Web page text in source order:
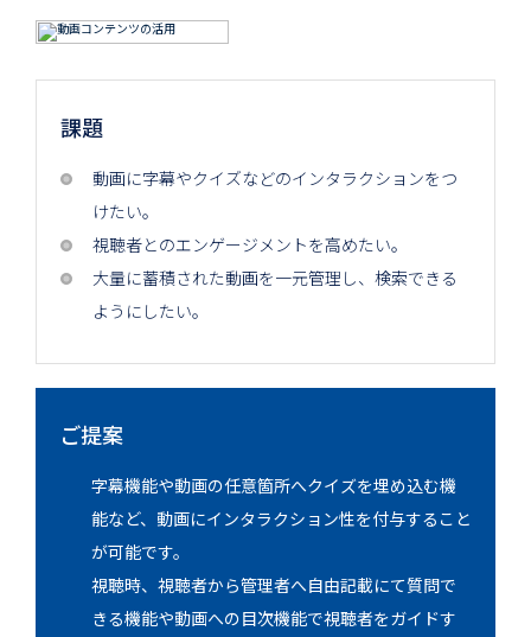
課題
動画に字幕やクイズなどのインタラクションをつ
けたい。
視聴者とのエンゲージメントを高めたい。
大量に蓄積された動画を一元管理し、検索できる
ようにしたい。
ご提案
字幕機能や動画の任意箇所へクイズを埋め込む機
能など、動画にインタラクション性を付与すること
が可能です。
視聴時、視聴者から管理者へ​自由記載にて質問で
きる機能や動画への目次機能で視聴者をガイドす